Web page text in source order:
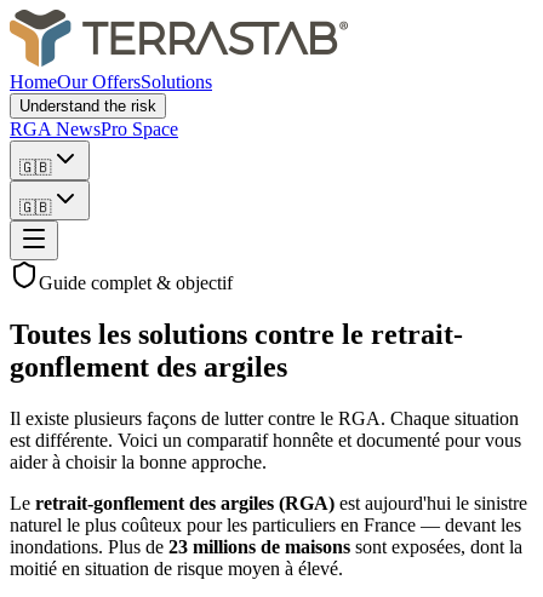
HomeOur OffersSolutions
Understand the risk
RGA NewsPro Space
🇬🇧
🇬🇧
Guide complet & objectif
Toutes les solutions contre le retrait-
gonflement des argiles
Il existe plusieurs façons de lutter contre le RGA. Chaque situation
est différente. Voici un comparatif honnête et documenté pour vous
aider à choisir la bonne approche.
Le retrait-gonflement des argiles (RGA) est aujourd'hui le sinistre
naturel le plus coûteux pour les particuliers en France — devant les
inondations. Plus de 23 millions de maisons sont exposées, dont la
moitié en situation de risque moyen à élevé.